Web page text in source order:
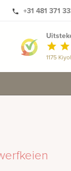
phone +31 481 371
star star
1175